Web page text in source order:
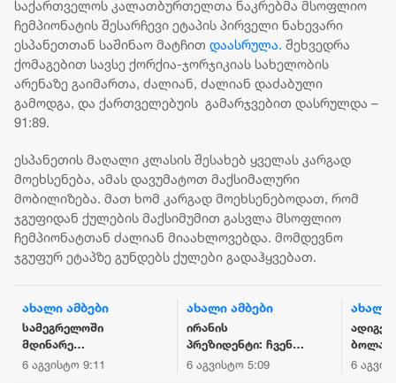
საქართველოს კალათბურთელთა ნაკრებმა მსოფლიო
ჩემპიონატის შესარჩევი ეტაპის პირველი ნახევარი
ესპანეთთან საშინაო მატჩით დაასრულა. შეხვედრა
ქომაგებით სავსე ქორქია-ჯორჯიკიას სახელობის
არენაზე გაიმართა, ძალიან, ძალიან დაძაბული
გამოდგა, და ქართველებუის გამარჯვებით დასრულდა –
91:89.
ესპანეთის მაღალი კლასის შესახებ ყველას კარგად
მოეხსენება, ამას დავუმატოთ მაქსიმალური
მობილიზება. მათ ხომ კარგად მოეხსენებოდათ, რომ
ჯგუფიდან ქულების მაქსიმუმით გასვლა მსოფლიო
ჩემპიონატთან ძალიან მიაახლოვებდა. მომდევნო
ჯგუფურ ეტაპზე გუნდებს ქულები გადაჰყვებათ.
ახალი ამბები
სამეგრელოში
მდინარე
ხობისწყალში
6 აგვისტო 9:11
ახალი ამბები
ირანის
პრეზიდენტი: ჩვენ
წინაშე არსებული
6 აგვისტო 5:09
ახალი
6